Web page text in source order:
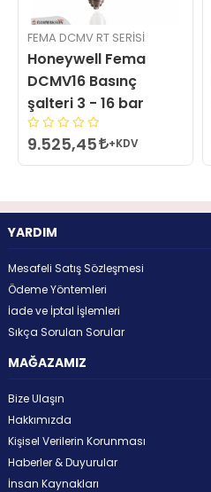
FEMA DCMV RT SERİSİ
Honeywell Fema
DCMV16 Basınç
şalteri 3 - 16 bar
9.525,45 +KDV
YARDIM
Mesafeli Satış Sözleşmesi
Ödeme Yöntemleri
İade ve İptal İşlemleri
Sıkça Sorulan Sorular
MAĞAZAMIZ
Bize Ulaşın
Hakkımızda
Kişisel Verilerin Korunması
Haberler & Duyurular
İnsan Kaynakları